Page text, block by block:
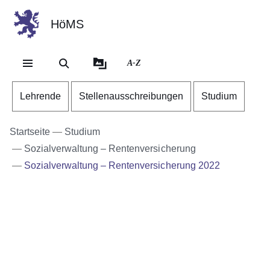
HöMS
A-Z
Lehrende Stellenausschreibungen Studium
Startseite
Studium
Sozialverwaltung – Rentenversicherung
Sozialverwaltung – Rentenversicherung 2022